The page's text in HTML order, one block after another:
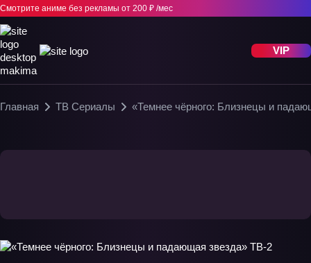
Смотрите аниме без рекламы от 200 ₽ /мес
VIP
Главная ТВ Сериалы «Темнее чёрного: Близнецы и